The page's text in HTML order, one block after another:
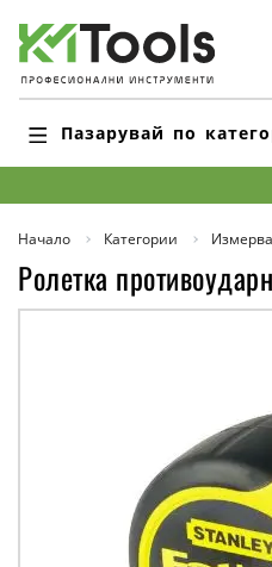
Пазарувай по
Начало Категории
Ролетка